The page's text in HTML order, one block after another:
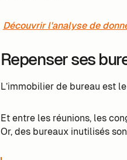
Découvrir l'analyse de
Repenser ses
L’immobilier de bureau est le
Et entre les réunions, les
Or, des bureaux inutilisés